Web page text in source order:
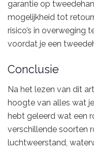
garantie op
mogelijkheid tot
risico’s in overweging
voordat je een
Conclusie
Na het lezen van dit
hoogte van alles wat
hebt geleerd wat een
verschillende soorten
luchtweerstand,